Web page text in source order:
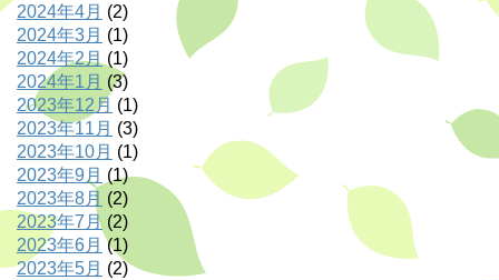
2024年4月 (2)
2024年3月 (1)
2024年2月 (1)
2024年1月 (3)
2023年12月 (1)
2023年11月 (3)
2023年10月 (1)
2023年9月 (1)
2023年8月 (2)
2023年7月 (2)
2023年6月 (1)
2023年5月 (2)